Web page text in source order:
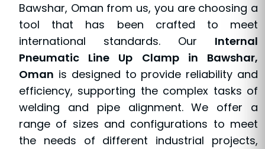
Bawshar, Oman from us, you are choosing a
tool that has been crafted to meet
international standards. Our Internal
Pneumatic Line Up Clamp in Bawshar,
Oman is designed to provide reliability and
efficiency, supporting the complex tasks of
welding and pipe alignment. We offer a
range of sizes and configurations to meet
the needs of different industrial projects,